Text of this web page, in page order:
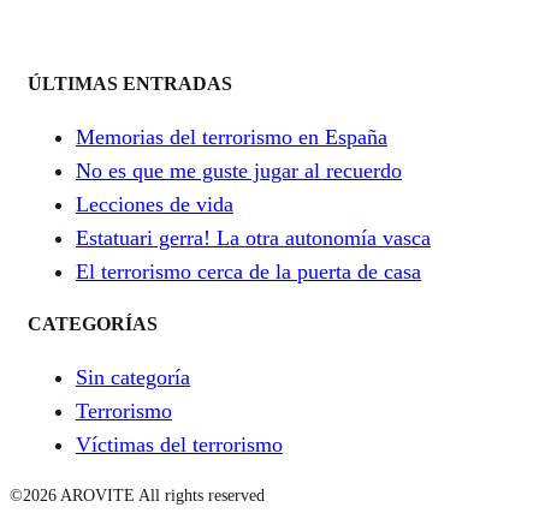
ÚLTIMAS ENTRADAS
Memorias del terrorismo en España
No es que me guste jugar al recuerdo
Lecciones de vida
Estatuari gerra! La otra autonomía vasca
El terrorismo cerca de la puerta de casa
CATEGORÍAS
Sin categoría
Terrorismo
Víctimas del terrorismo
©2026 AROVITE All rights reserved